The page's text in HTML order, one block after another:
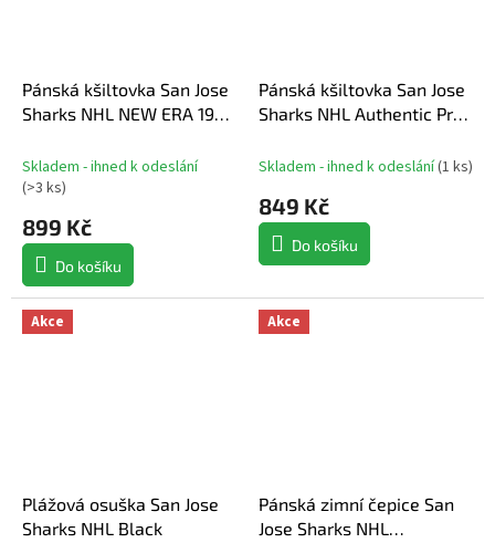
Pánská kšiltovka San Jose
Sharks NHL NEW ERA 1920
Skladem - ihned k odeslání
(>3 ks)
899 Kč
Do košíku
Pánská kšiltovka San Jose
Sharks NHL Authentic Pro
Crown Adj Cap
Skladem - ihned k odeslání(1 ks)
849 Kč
Do košíku
Akce
Plážová osuška San Jose
Sharks NHL Black
Akce
Pánská zimní čepice San
Jose Sharks NHL